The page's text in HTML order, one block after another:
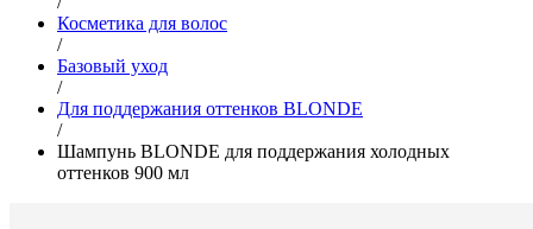
Косметика для волос
/
Базовый уход
/
Для поддержания оттенков BLONDE
/
Шампунь BLONDE для поддержания холодных
оттенков 900 мл